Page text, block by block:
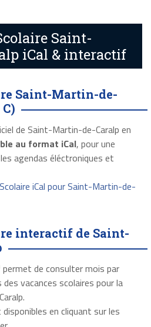
Saint-
iCal & interactif
Saint-Martin-de-
de Saint-Martin-de-Caralp en
au format iCal, pour une
agendas éléctroniques et
iCal pour Saint-Martin-de-
interactif de Saint-
permet de consulter mois par
vacances scolaires pour la
en cliquant sur les